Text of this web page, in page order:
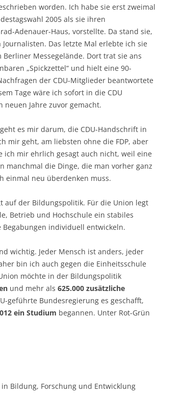
worden. Ich habe sie erst zweimal
2005 als sie ihren
Adenauer-Haus, vorstellte. Da stand sie,
Das letzte Mal erlebte ich sie
Messegelände. Dort trat sie ans
„Spickzettel“ und hielt eine 90-
der CDU-Mitglieder beantwortete
Tage wäre ich sofort in die CDU
Jahre zuvor gemacht.
es mir darum, die CDU-Handschrift in
mir geht, am liebsten ohne die FDP, aber
ich mir ehrlich gesagt auch nicht, weil eine
manchmal die Dinge, die man vorher ganz
einmal neu überdenken muss.
auf der Bildungspolitik. Für die Union legt
Betrieb und Hochschule ein stabiles
individuell entwickeln.
wichtig. Jeder Mensch ist anders, jeder
bin ich auch gegen die Einheitsschule
möchte in der Bildungspolitik
und mehr als 625.000 zusätzliche
geführte Bundesregierung es geschafft,
ein Studium begannen. Unter Rot-Grün
Bildung, Forschung und Entwicklung